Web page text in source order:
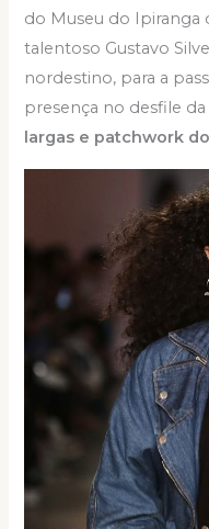
do Museu do Ipiranga
talentoso Gustavo
nordestino, para a
presença no desfile
largas e patchwork